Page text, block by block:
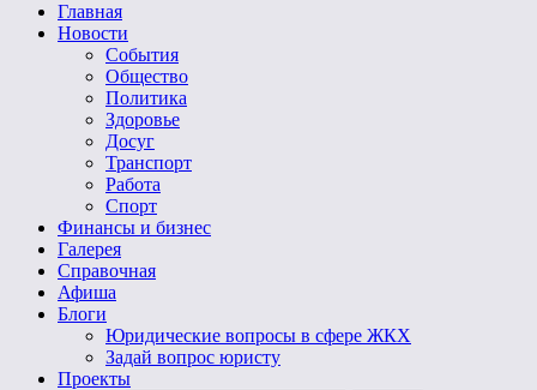
Главная
Новости
События
Общество
Политика
Здоровье
Досуг
Транспорт
Работа
Спорт
Финансы и бизнес
Галерея
Справочная
Афиша
Блоги
Юридические вопросы в сфере ЖКХ
Задай вопрос юристу
Проекты